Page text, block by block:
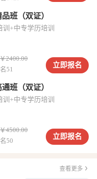
班（双证）
+中专学历培训
￥2400.00
51
立即报名
班（双证）
+中专学历培训
￥4500.00
50
立即报名
查看更多